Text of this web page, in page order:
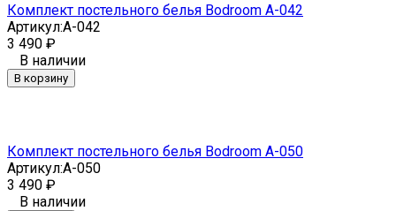
Комплект постельного белья Bodroom A-042
Артикул:A-042
3 490 ₽
В наличии
В корзину
Комплект постельного белья Bodroom A-050
Артикул:A-050
3 490 ₽
В наличии